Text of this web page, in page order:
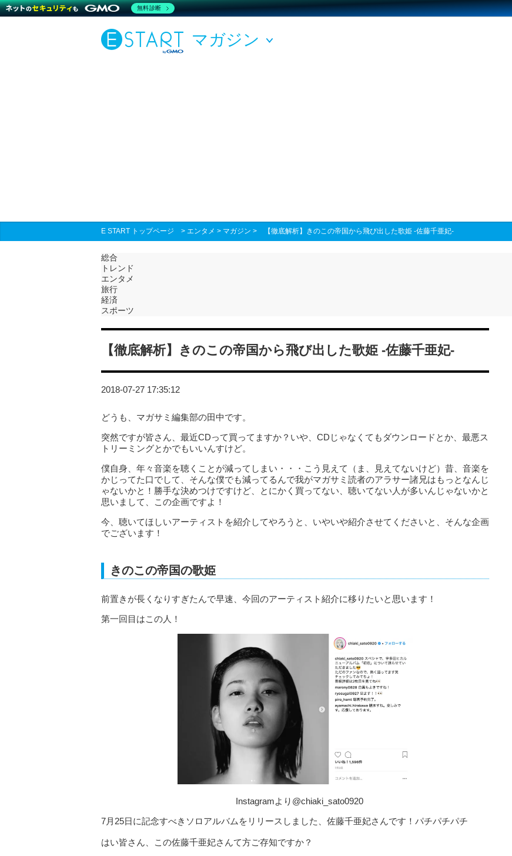
マガジン
E START トップページ > エンタメ > マガジン > 【徹底解析】きのこの帝国から飛び出した歌姫 -佐藤千亜妃-
総合
トレンド
エンタメ
旅行
経済
スポーツ
【徹底解析】きのこの帝国から飛び出した歌姫 -佐藤千亜妃-
2018-07-27 17:35:12
どうも、マガサミ編集部の田中です。
突然ですが皆さん、最近CDって買ってますか？いや、CDじゃなくてもダウンロードとか、最悪ス
トリーミングとかでもいいんすけど。
僕自身、年々音楽を聴くことが減ってしまい・・・こう見えて（ま、見えてないけど）昔、音楽を
かじってた口でして、そんな僕でも減ってるんで我がマガサミ読者のアラサー諸兄はもっとなんじ
ゃないかと！勝手な決めつけですけど、とにかく買ってない、聴いてない人が多いんじゃないかと
思いまして、この企画ですよ！
今、聴いてほしいアーティストを紹介してやろうと、いやいや紹介させてくださいと、そんな企画
でございます！
きのこの帝国の歌姫
前置きが長くなりすぎたんで早速、今回のアーティスト紹介に移りたいと思います！
第一回目はこの人！
Instagramより@chiaki_sato0920
7月25日に記念すべきソロアルバムをリリースしました、佐藤千亜妃さんです！パチパチパチ
はい皆さん、この佐藤千亜妃さんて方ご存知ですか？
無料診断